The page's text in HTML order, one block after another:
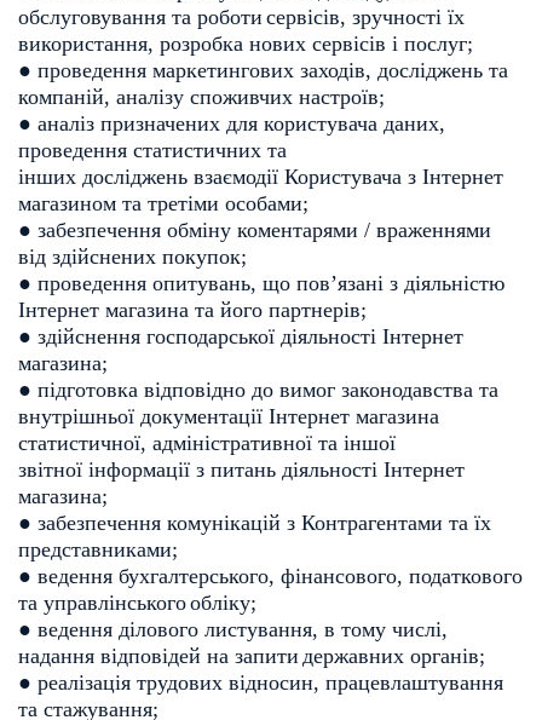
обслуговування та роботи сервісів, зручності їх
використання, розробка нових сервісів і послуг;
● проведення маркетингових заходів, досліджень та
компаній, аналізу споживчих настроїв;
● аналіз призначених для користувача даних,
проведення статистичних та
інших досліджень взаємодії Користувача з Інтернет
магазином та третіми особами;
● забезпечення обміну коментарями / враженнями
від здійснених покупок;
● проведення опитувань, що пов’язані з діяльністю
Інтернет магазина та його партнерів;
● здійснення господарської діяльності Інтернет
магазина;
● підготовка відповідно до вимог законодавства та
внутрішньої документації Інтернет магазина
статистичної, адміністративної та іншої
звітної інформації з питань діяльності Інтернет
магазина;
● забезпечення комунікацій з Контрагентами та їх
представниками;
● ведення бухгалтерського, фінансового, податкового
та управлінськогообліку;
● ведення ділового листування, в тому числі,
надання відповідей на запити державних органів;
● реалізація трудових відносин, працевлаштування
та стажування;